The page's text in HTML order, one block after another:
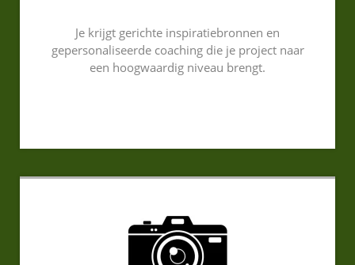
Je krijgt gerichte inspiratiebronnen en
gepersonaliseerde coaching die je project naar
een hoogwaardig niveau brengt.